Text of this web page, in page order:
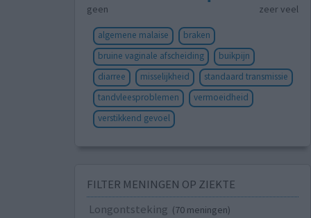
geen zeer veel
algemene malaise
braken
bruine vaginale afscheiding
buikpijn
diarree
misselijkheid
standaard transmissie
tandvleesproblemen
vermoeidheid
verstikkend gevoel
FILTER MENINGEN OP ZIEKTE
Longontsteking (70 meningen)